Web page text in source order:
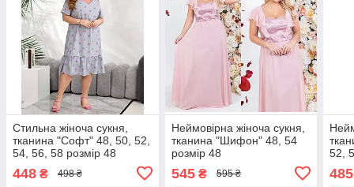
Стильна жіноча сукня,
тканина "Софт" 48, 50, 52,
54, 56, 58 розмір 48
448 ₴ 498 ₴
Неймовірна жіноча сукня,
тканина "Шифон" 48, 54
розмір 48
545₴ 595 ₴
52,
485